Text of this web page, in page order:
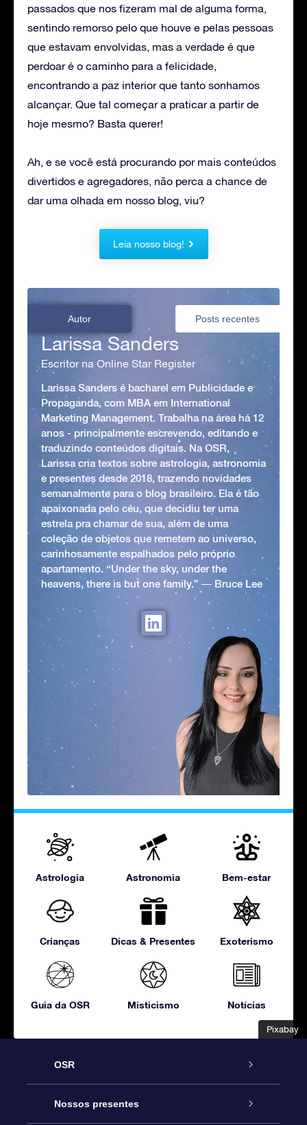
Pixabay
Pixabay
passados que nos fizeram mal de alguma forma,
sentindo remorso pelo que houve e pelas pessoas
que estavam envolvidas, mas a verdade é que
perdoar é o caminho para a felicidade,
encontrando a paz interior que tanto sonhamos
alcançar. Que tal começar a praticar a partir de
hoje mesmo? Basta querer!
Ah, e se você está procurando por mais conteúdos
divertidos e agregadores, não perca a chance de
dar uma olhada em nosso blog, viu?
Leia nosso blog!
Autor Posts recentes
Larissa Sanders
Escritor na Online Star Register
Larissa Sanders é bacharel em Publicidade e
Propaganda, com MBA em International
Marketing Management. Trabalha na área há 12
anos - principalmente escrevendo, editando e
traduzindo conteúdos digitais. Na OSR,
Larissa cria textos sobre astrologia, astronomia
e presentes desde 2018, trazendo novidades
semanalmente para o blog brasileiro. Ela é tão
apaixonada pelo céu, que decidiu ter uma
estrela pra chamar de sua, além de uma
coleção de objetos que remetem ao universo,
carinhosamente espalhados pelo próprio
apartamento. “Under the sky, under the
heavens, there is but one family.” ― Bruce Lee
Astrologia Astronomia Bem-estar
Crianças Dicas & Presentes Exoterismo
Guia da OSR Misticismo Notícias
OSR
Serviço
Nossos presentes